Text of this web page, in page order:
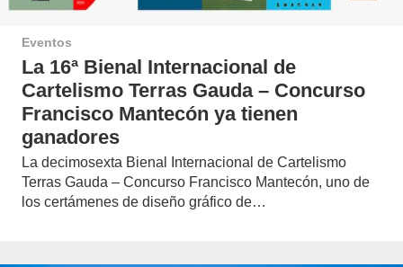
Eventos
La 16ª Bienal Internacional de
Cartelismo Terras Gauda – Concurso
Francisco Mantecón ya tienen
ganadores
La decimosexta Bienal Internacional de Cartelismo
Terras Gauda – Concurso Francisco Mantecón, uno de
los certámenes de diseño gráfico de…